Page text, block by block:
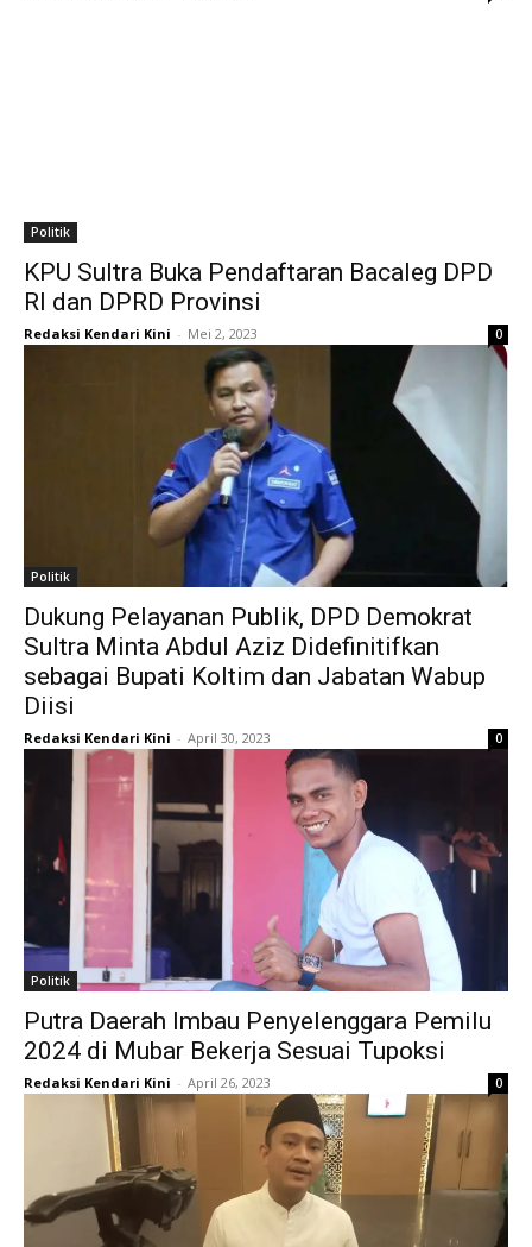
Politik
KPU Sultra Buka Pendaftaran Bacaleg DPD
RI dan DPRD Provinsi
Redaksi Kendari Kini - Mei 2, 2023 0
Politik
Dukung Pelayanan Publik, DPD Demokrat
Sultra Minta Abdul Aziz Didefinitifkan
sebagai Bupati Koltim dan Jabatan Wabup
Diisi
Redaksi Kendari Kini - April 30, 2023 0
Politik
Putra Daerah Imbau Penyelenggara Pemilu
2024 di Mubar Bekerja Sesuai Tupoksi
Redaksi Kendari Kini - April 26, 2023 0